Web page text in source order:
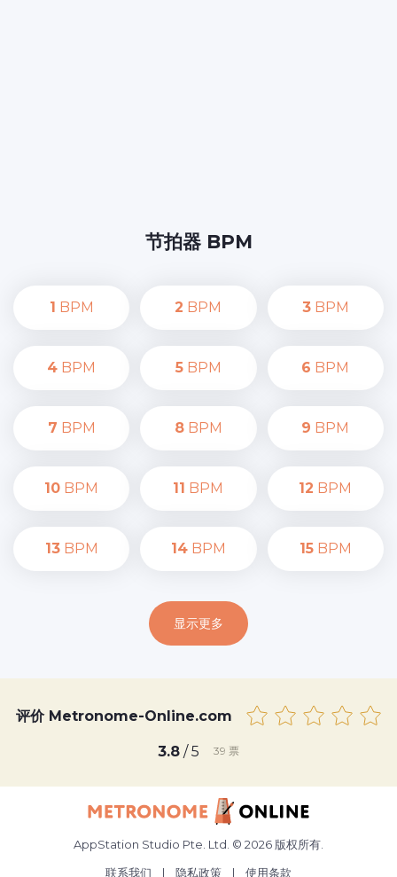
节拍器 BPM
1 BPM 2 BPM 3BPM
4 BPM 5BPM 6 BPM
7 BPM 8BPM 9 BPM
10 BPM 11 BPM 12 BPM
13BPM 14BPM 15BPM
显示更多
评价 Metronome-Online.com
3.8 / 5 39 票
AppStation Studio Pte. Ltd. © 2026 版权所有.
联系我们
| 隐私政策 | 使用条款